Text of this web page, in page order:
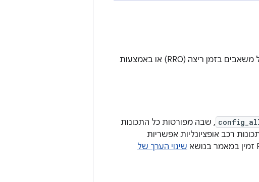
יש שתי דרכים לשלוט בתמיכה בתכונות ב-builds: באמצעות שכבות-על של משאבים בזמן ריצה (RRO) או באמצעות
, שבה מפורטות כל התכונות
רכב אופציונליות אפשריות
שינוי הערך של